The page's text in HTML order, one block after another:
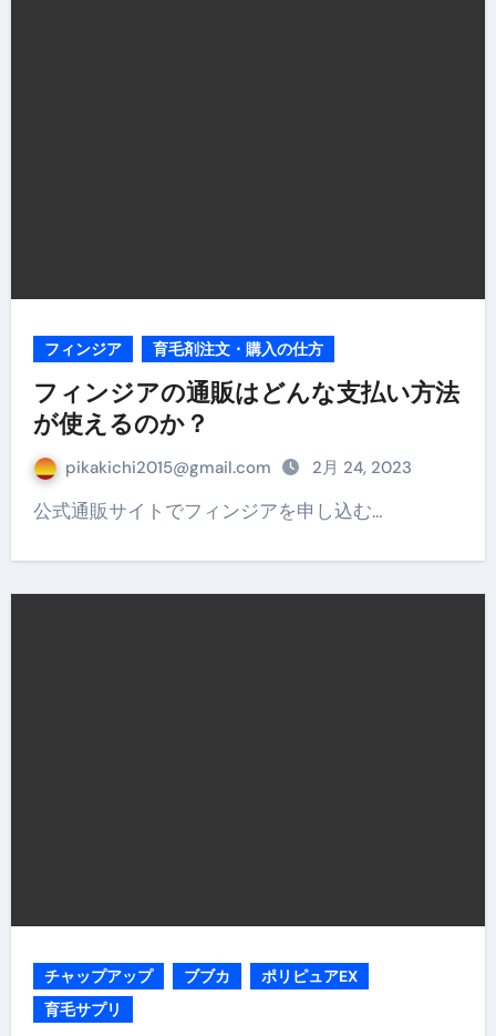
フィンジア 育毛剤注文・購入の仕方
フィンジアの通販はどんな支払い方法
が使えるのか？
pikakichi2015@gmail.com 2月 24, 2023
公式通販サイトでフィンジアを申し込む…
チャップアップ ブブカ
ポリピュアEX
育毛サプリ